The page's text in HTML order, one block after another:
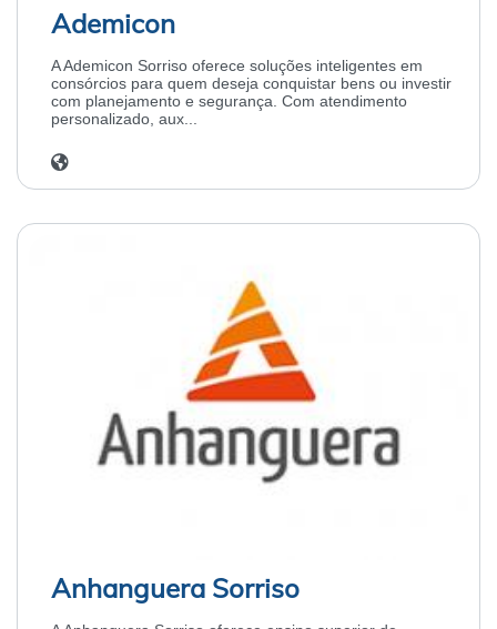
Ademicon
A Ademicon Sorriso oferece soluções inteligentes em
consórcios para quem deseja conquistar bens ou investir
com planejamento e segurança. Com atendimento
personalizado, aux...
Anhanguera Sorriso